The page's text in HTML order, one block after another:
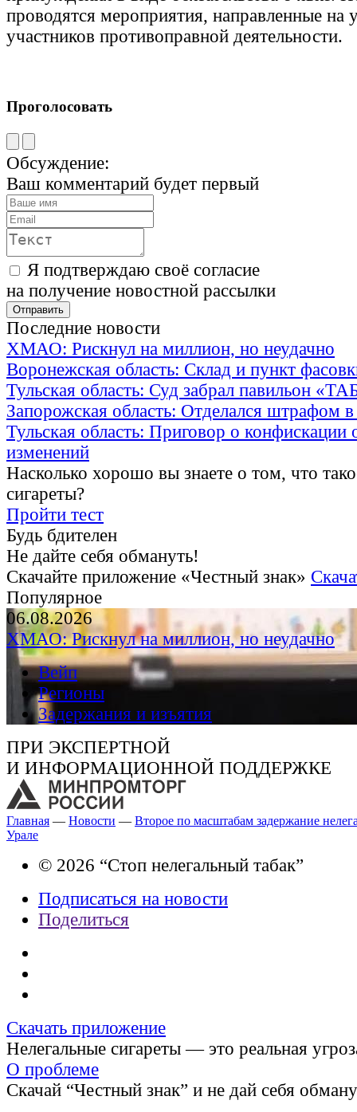
проводятся мероприятия, направленные на
участников противоправной деятельности.
Проголосовать
Обсуждение:
Ваш комментарий будет первый
Я подтверждаю своё согласие
на получение новостной рассылки
Последние новости
ХМАО: Рискнул на миллион, но неудачно
Воронежская область: Склад и пункт
Тульская область: Суд забрал павильон
Запорожская область: Отделался штрафом
Тульская область: Приговор о конфискации
изменений
Насколько хорошо вы знаете о том, что
сигареты?
Пройти тест
Будь бдителен
Не дайте себя обмануть!
Скачайте приложение «Честный знак»
Популярное
06.08.2026
ХМАО: Рискнул на миллион, но неудачно
Вейп
Регионы
Задержания и изъятия
ПРИ ЭКСПЕРТНОЙ
И ИНФОРМАЦИОННОЙ ПОДДЕРЖКЕ
Главная — Новости — Второе по масштабам задержание
Урале
© 2026 “Стоп нелегальный табак”
Подписаться на новости
Поделиться
Скачать приложение
Нелегальные сигареты — это реальная
О проблеме
Скачай “Честный знак” и не дай себя